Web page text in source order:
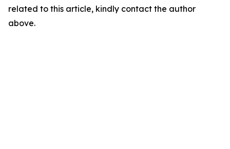
related to this article, kindly contact the author
above.